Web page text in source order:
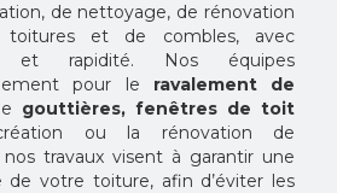
de nettoyage, de rénovation
toitures et de combles, avec
et rapidité. Nos équipes
pour le ravalement de
gouttières, fenêtres de toit
ou la rénovation de
nos travaux visent à garantir une
de votre toiture, afin d’éviter les